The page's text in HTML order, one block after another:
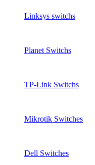
Linksys switchs
Planet Switchs
TP-Link Switchs
Mikrotik Switches
Dell Switches